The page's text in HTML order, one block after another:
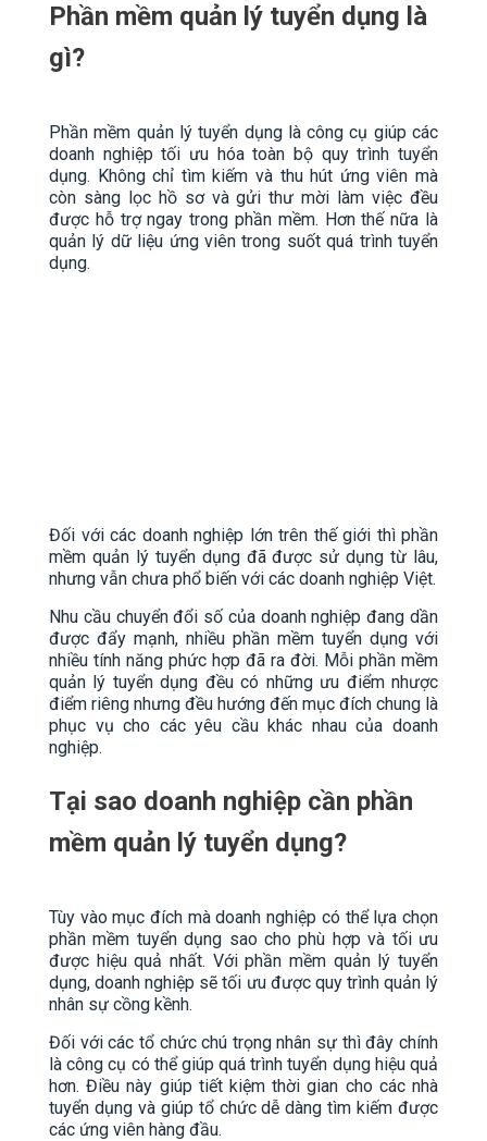
Phần mềm quản lý tuyển dụng là
gì?
Phần mềm quản lý tuyển dụng là công cụ giúp các
doanh nghiệp tối ưu hóa toàn bộ quy trình tuyển
dụng. Không chỉ tìm kiếm và thu hút ứng viên mà
còn sàng lọc hồ sơ và gửi thư mời làm việc đều
được hỗ trợ ngay trong phần mềm. Hơn thế nữa là
quản lý dữ liệu ứng viên trong suốt quá trình tuyển
dụng.
Đối với các doanh nghiệp lớn trên thế giới thì phần
mềm quản lý tuyển dụng đã được sử dụng từ lâu,
nhưng vẫn chưa phổ biến với các doanh nghiệp Việt.
Nhu cầu chuyển đổi số của doanh nghiệp đang dần
được đẩy mạnh, nhiều phần mềm tuyển dụng với
nhiều tính năng phức hợp đã ra đời. Mỗi phần mềm
quản lý tuyển dụng đều có những ưu điểm nhược
điểm riêng nhưng đều hướng đến mục đích chung là
phục vụ cho các yêu cầu khác nhau của doanh
nghiệp.
Tại sao doanh nghiệp cần phần
mềm quản lý tuyển dụng?
Tùy vào mục đích mà doanh nghiệp có thể lựa chọn
phần mềm tuyển dụng sao cho phù hợp và tối ưu
được hiệu quả nhất. Với phần mềm quản lý tuyển
dụng, doanh nghiệp sẽ tối ưu được quy trình quản lý
nhân sự cồng kềnh.
Đối với các tổ chức chú trọng nhân sự thì đây chính
là công cụ có thể giúp quá trình tuyển dụng hiệu quả
hơn. Điều này giúp tiết kiệm thời gian cho các nhà
tuyển dụng và giúp tổ chức dễ dàng tìm kiếm được
các ứng viên hàng đầu.